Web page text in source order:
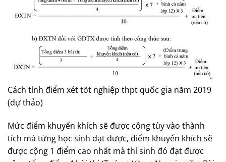
Cách tính điểm xét tốt nghiệp thpt quốc gia năm 2019
(dự thảo)
Mức điểm khuyến khích sẽ được cộng tùy vào thành
tích mà từng học sinh đạt được, điểm khuyến khích sẽ
được cộng 1 điểm cao nhất mà thí sinh đó đạt được